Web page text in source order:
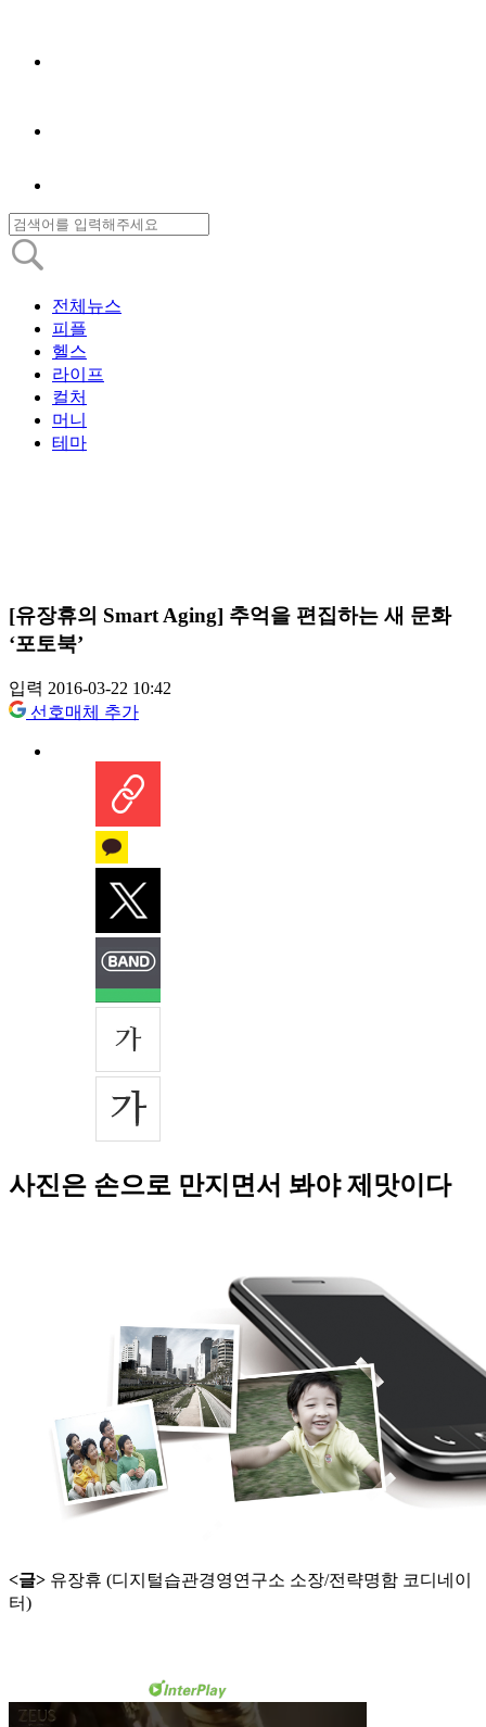
전체뉴스
피플
헬스
라이프
컬처
머니
테마
[유장휴의 Smart Aging] 추억을 편집하는 새 문화
‘포토북’
입력 2016-03-22 10:42
선호매체 추가
사진은 손으로 만지면서 봐야 제맛이다
<글> 유장휴 (디지털습관경영연구소 소장/전략명함 코디네이
터)